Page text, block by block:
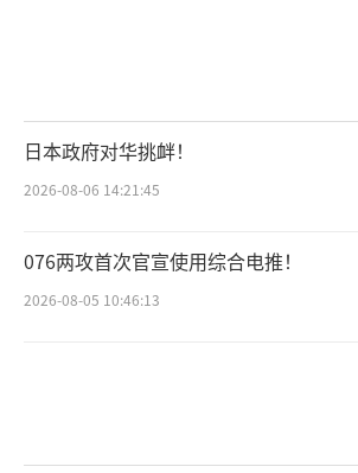
日本政府对华挑衅！
2026-08-06 14:21:45
076两攻首次官宣使用综合电推！
2026-08-05 10:46:13